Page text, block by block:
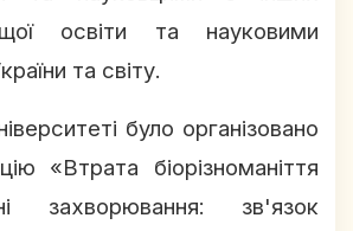
освіти та науковими
та світу.
було організовано
«Втрата біорізноманіття
захворювання: зв'язок